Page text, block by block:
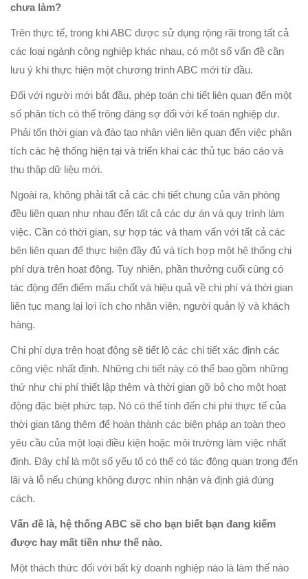
chưa làm?
Trên thực tế, trong khi ABC được sử dụng rộng rãi trong tất cả
các loại ngành công nghiệp khác nhau, có một số vấn đề cần
lưu ý khi thực hiện một chương trình ABC mới từ đầu.
Đối với người mới bắt đầu, phép toán chi tiết liên quan đến một
số phân tích có thể trông đáng sợ đối với kế toán nghiệp dư.
Phải tốn thời gian và đào tạo nhân viên liên quan đến việc phân
tích các hệ thống hiện tại và triển khai các thủ tục báo cáo và
thu thập dữ liệu mới.
Ngoài ra, không phải tất cả các chi tiết chung của văn phòng
đều liên quan như nhau đến tất cả các dự án và quy trình làm
việc. Cần có thời gian, sự hợp tác và tham vấn với tất cả các
bên liên quan để thực hiện đầy đủ và tích hợp một hệ thống chi
phí dựa trên hoạt động. Tuy nhiên, phần thưởng cuối cùng có
tác động đến điểm mấu chốt và hiệu quả về chi phí và thời gian
liên tục mang lại lợi ích cho nhân viên, người quản lý và khách
hàng.
Chi phí dựa trên hoạt động sẽ tiết lộ các chi tiết xác định các
công việc nhất định. Những chi tiết này có thể bao gồm những
thứ như chi phí thiết lập thêm và thời gian gỡ bỏ cho một hoạt
động đặc biệt phức tạp. Nó có thể tính đến chi phí thực tế của
thời gian tăng thêm để hoàn thành các biện pháp an toàn theo
yêu cầu của một loại điều kiện hoặc môi trường làm việc nhất
định. Đây chỉ là một số yếu tố có thể có tác động quan trọng đến
lãi và lỗ nếu chúng không được nhìn nhận và định giá đúng
cách.
Vấn đề là, hệ thống ABC sẽ cho bạn biết bạn đang kiếm
được hay mất tiền như thế nào.
Một thách thức đối với bất kỳ doanh nghiệp nào là làm thế nào